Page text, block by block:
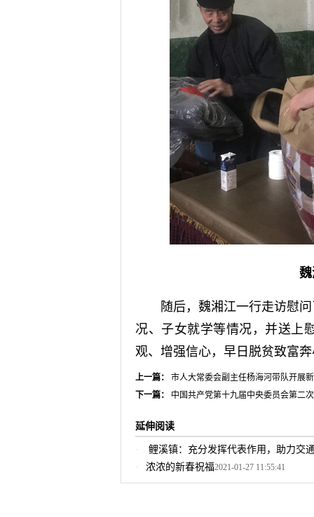
随后，魏湘江一行走访慰问
况、子女就学等情况，并送上
观、增强信心，早日脱贫致富
上一篇：
市人大常委会副主任杨海河带队开展
下一篇：
中国共产党第十九届中央委员会第二
延伸阅读
鲤溪镇：充分发挥代表作用，助力交
浓浓的新春祝福2021-01-27 11:55:41